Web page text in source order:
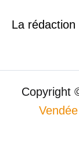
La rédaction
Copyright